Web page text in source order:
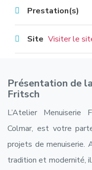
Prestation(s)
Site Visiter le
Présentation de
Fritsch
L’Atelier Menuiserie
Colmar, est votre
projets de menuiserie.
tradition et modernité,